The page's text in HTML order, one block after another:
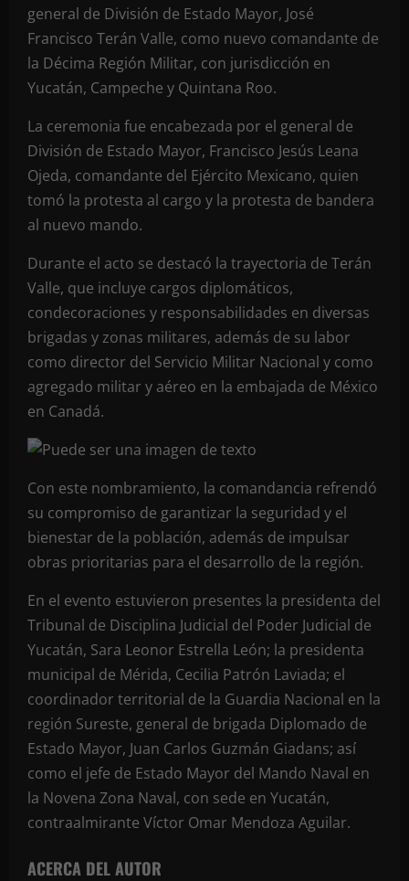
general de División de Estado Mayor, José
Francisco Terán Valle, como nuevo comandante de
la Décima Región Militar, con jurisdicción en
Yucatán, Campeche y Quintana Roo.
La ceremonia fue encabezada por el general de
División de Estado Mayor, Francisco Jesús Leana
Ojeda, comandante del Ejército Mexicano, quien
tomó la protesta al cargo y la protesta de bandera
al nuevo mando.
Durante el acto se destacó la trayectoria de Terán
Valle, que incluye cargos diplomáticos,
condecoraciones y responsabilidades en diversas
brigadas y zonas militares, además de su labor
como director del Servicio Militar Nacional y como
agregado militar y aéreo en la embajada de México
en Canadá.
Con este nombramiento, la comandancia refrendó
su compromiso de garantizar la seguridad y el
bienestar de la población, además de impulsar
obras prioritarias para el desarrollo de la región.
En el evento estuvieron presentes la presidenta del
Tribunal de Disciplina Judicial del Poder Judicial de
Yucatán, Sara Leonor Estrella León; la presidenta
municipal de Mérida, Cecilia Patrón Laviada; el
coordinador territorial de la Guardia Nacional en la
región Sureste, general de brigada Diplomado de
Estado Mayor, Juan Carlos Guzmán Giadans; así
como el jefe de Estado Mayor del Mando Naval en
la Novena Zona Naval, con sede en Yucatán,
contraalmirante Víctor Omar Mendoza Aguilar.
ACERCA DEL AUTOR